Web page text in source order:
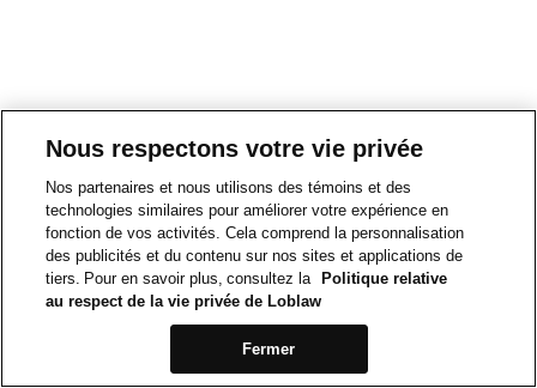
Nous respectons votre vie privée
Nos partenaires et nous utilisons des témoins et des
technologies similaires pour améliorer votre expérience en
fonction de vos activités. Cela comprend la personnalisation
des publicités et du contenu sur nos sites et applications de
tiers. Pour en savoir plus, consultez la
Politique relative
au respect de la vie privée de Loblaw
Fermer